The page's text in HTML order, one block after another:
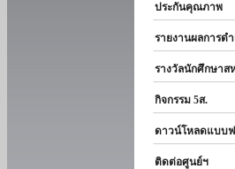
ประกันคุณภาพ
รายงานผลการดำ
รางวัลนักศึกษาส
กิจกรรม 5ส.
ดาวน์โหลดแบบฟ
ติดต่อศูนย์ฯ